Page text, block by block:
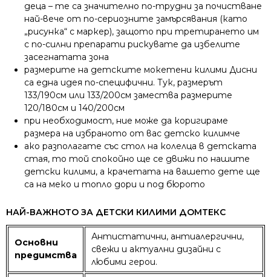
деца – те са значително по-трудни за почистване
най-вече от по-сериозните замърсявания (като
„рисунка“ с маркер), защото при третирането им
с по-силни препарати рискувате да избелите
засегнатата зона
размерите на детските мокетени килими Дисни
са една идея по-специфични. Тук, размерът
133/190см или 133/200см замества размерите
120/180см и 140/200см
при необходимост, ние може да коригираме
размера на избраното от вас детско килимче
ако разполагате със стол на колелца в детската
стая, то той спокойно ще се движи по нашите
детски килими, а крачетата на вашето дете ще
са на меко и топло дори и под бюрото
НАЙ-ВАЖНОТО ЗА ДЕТСКИ КИЛИМИ ДОМТЕКС
Основни
предимства
Антистатични, антиалергични,
свежи и актуални дизайни с
любими герои.